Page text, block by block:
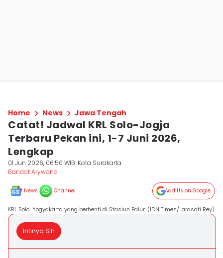
Home News Jawa Tengah
Catat! Jadwal KRL Solo-Jogja
Terbaru Pekan ini, 1-7 Juni 2026,
Lengkap
01 Jun 2026, 06:50 WIB Kota Surakarta
Bandot Arywono
News Channel Add Us on Google
KRL Solo-Yogyakarta yang berhenti di Stasiun Palur. (IDN Times/Larasati Rey)
Intinya Sih